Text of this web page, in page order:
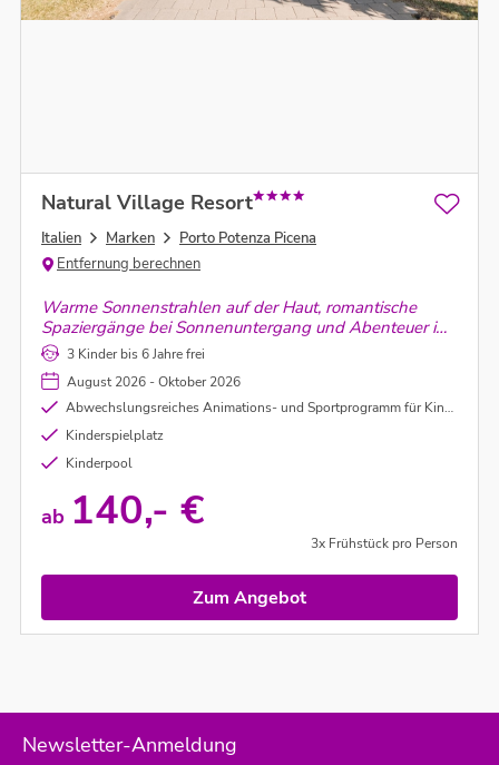
Natural Village Resort
Italien Marken
Porto Potenza Picena
Entfernung berechnen
Warme Sonnenstrahlen auf der Haut, romantische
Spaziergänge bei Sonnenuntergang und Abenteuer im
erfrischenden Nass – Eure Auszeit im Natural Village
Resort!
3 Kinder bis 6 Jahre frei
August 2026 - Oktober 2026
Abwechslungsreiches Animations- und Sportprogramm für Kinder und Erwachsene
Kinderspielplatz
Kinderpool
ab 140,- €
3x Frühstück pro Person
Zum Angebot
Newsletter-Anmeldung